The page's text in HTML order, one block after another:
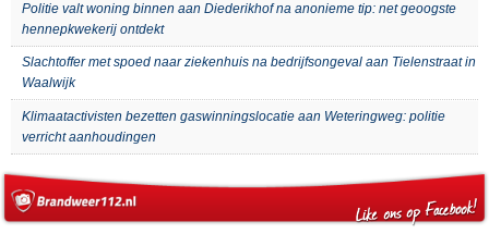
Politie valt woning binnen aan Diederikhof na anonieme tip: net geoogste
hennepkwekerij ontdekt
Slachtoffer met spoed naar ziekenhuis na bedrijfsongeval aan Tielenstraat in
Waalwijk
Klimaatactivisten bezetten gaswinningslocatie aan Weteringweg: politie
verricht aanhoudingen